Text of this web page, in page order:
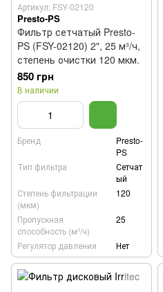
Артикул: FSY-02120
Presto-PS
Фильтр сетчатый Presto-
PS (FSY-02120) 2", 25 м³/ч,
степень очистки 120 мкм.
850 грн
В наличии
Бренд
Presto-
PS
Тип фильтра
Сетчат
ый
Степень фильтрации
(мкм)
120
Пропускная
способность (м³/ч)
25
Регулятор давления Нет